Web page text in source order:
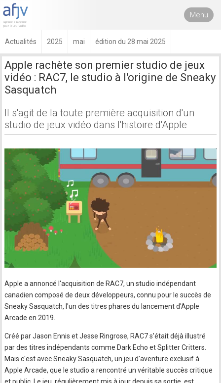
Menu
Actualités 2025 mai édition du 28 mai 2025
Apple rachète son premier studio de jeux
vidéo : RAC7, le studio à l'origine de Sneaky
Sasquatch
Il s'agit de la toute première acquisition d'un
studio de jeux vidéo dans l'histoire d'Apple
Apple a annoncé l'acquisition de RAC7, un studio indépendant
canadien composé de deux développeurs, connu pour le succès de
Sneaky Sasquatch, l'un des titres phares du lancement d'Apple
Arcade en 2019.
Créé par Jason Ennis et Jesse Ringrose, RAC7 s'était déjà illustré
par des titres indépendants comme Dark Echo et Splitter Critters.
Mais c'est avec Sneaky Sasquatch, un jeu d'aventure exclusif à
Apple Arcade, que le studio a rencontré un véritable succès critique